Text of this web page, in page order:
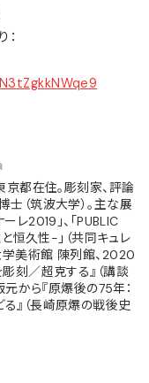
都在住。彫刻家、評論
士（筑波大学）。主な展
レ2019」、「PUBLIC
恒久性-」（共同キュレ
学美術館 陳列館、2020
刻／超克する』（講談
元から『原爆後の75年：
』（長崎原爆の戦後史